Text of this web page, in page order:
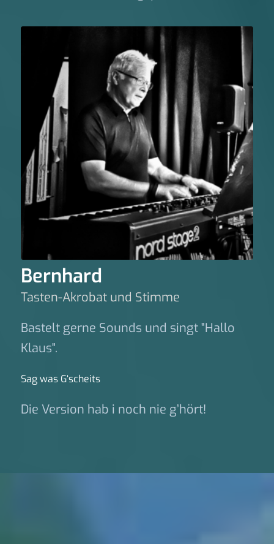
Bernhard
Tasten-Akrobat und Stimme
Bastelt gerne Sounds und singt "Hallo
Klaus".
Sag was G‘scheits
Die Version hab i noch nie g’hört!